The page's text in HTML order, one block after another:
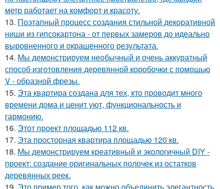
метр работает на комфорт и красоту.
13. Поэтапный процесс создания стильной декоративной
ниши из гипсокартона - от первых замеров до идеально
выровненного и окрашенного результата.
14. Мы демонстрируем необычный и очень аккуратный
способ изготовления деревянной коробочки с помощью
V - образной фрезы.
15. Эта квартира создана для тех, кто проводит много
времени дома и ценит уют, функциональность и
гармонию.
16. Этот проект площадью 112 кв.
17. Эта просторная квартира площадью 120 кв.
18. Мы демонстрируем креативный и экологичный DIY -
проект: создание оригинальных полочек из остатков
деревянных реек.